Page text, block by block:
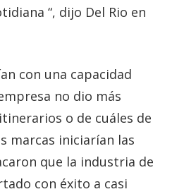
“, dijo Del Rio en
con una capacidad
no dio más
o de cuáles de
marcas iniciarían las
que la industria de
con éxito a casi